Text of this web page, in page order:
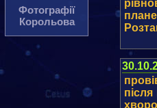
Фотографії
Корольова